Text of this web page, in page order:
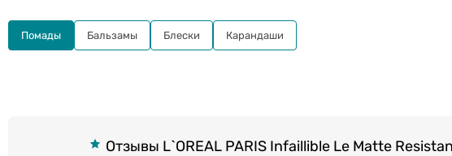
Отзывы L`OREAL PARIS Infaillible Le Matte
Помады Бальзамы Блески Карандаши